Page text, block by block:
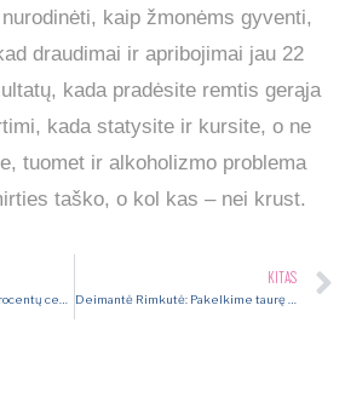
kaip žmonėms gyventi,
draudimai ir apribojimai jau 22
kada pradėsite remtis gerąja
kada statysite ir kursite, o ne
tuomet ir alkoholizmo problema
taško, o kol kas – nei krust.
KITAS